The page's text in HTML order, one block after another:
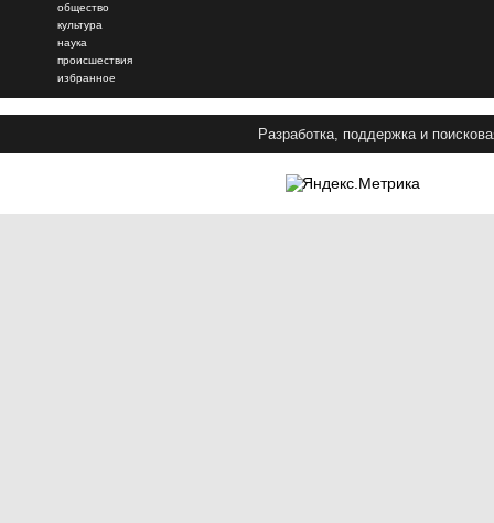
общество
культура
наука
происшествия
избранное
Разработка, поддержка и